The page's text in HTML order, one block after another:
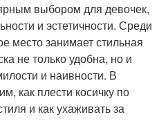
выбором для девочек,
и эстетичности. Среди
место занимает стильная
не только удобна, но и
и наивности. В
как плести косичку по
и как ухаживать за